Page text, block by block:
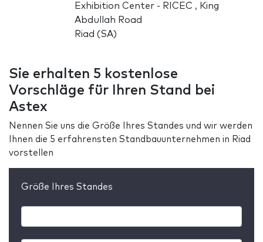
Exhibition Center - RICEC , King
Abdullah Road
Riad (SA)
Sie erhalten 5 kostenlose
Vorschläge für Ihren Stand bei
Astex
Nennen Sie uns die Größe Ihres Standes und wir werden
Ihnen die 5 erfahrensten Standbauunternehmen in Riad
vorstellen
Größe Ihres Standes